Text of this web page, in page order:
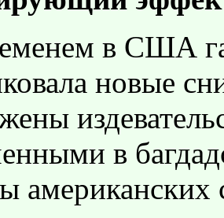
в США
новые
в
американских